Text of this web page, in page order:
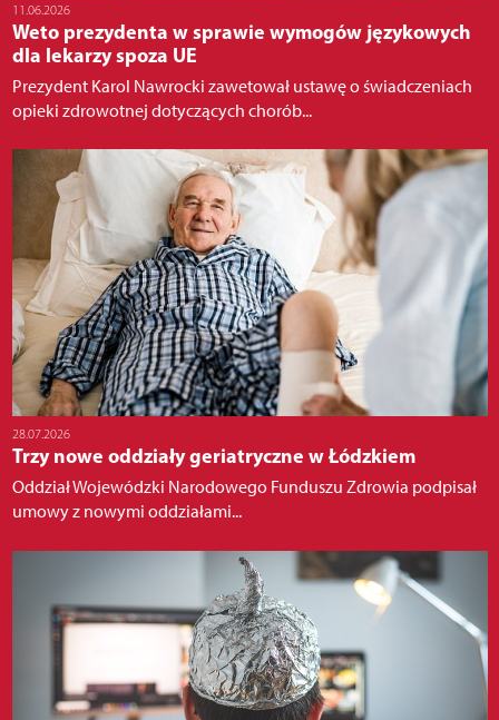
11.06.2026
Weto prezydenta w sprawie wymogów językowych
dla lekarzy spoza UE
Prezydent Karol Nawrocki zawetował ustawę o świadczeniach
opieki zdrowotnej dotyczących chorób...
28.07.2026
Trzy nowe oddziały geriatryczne w Łódzkiem
Oddział Wojewódzki Narodowego Funduszu Zdrowia podpisał
umowy z nowymi oddziałami...